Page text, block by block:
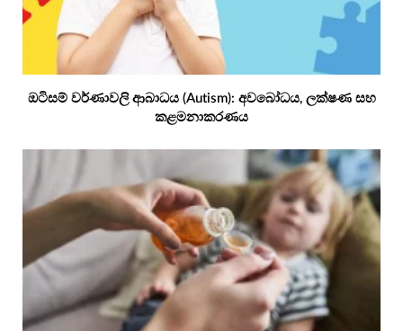
ඔටිසම් වර්ණාවලි ආබාධය (Autism): අවබෝධය, ලක්ෂණ සහ
කළමනාකරණය